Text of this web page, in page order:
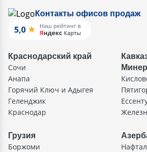
Контакты офисов продаж
Краснодарский край
Сочи
Анапа
Горячий Ключ и Адыгея
Геленджик
Краснодар
Грузия
Боржоми